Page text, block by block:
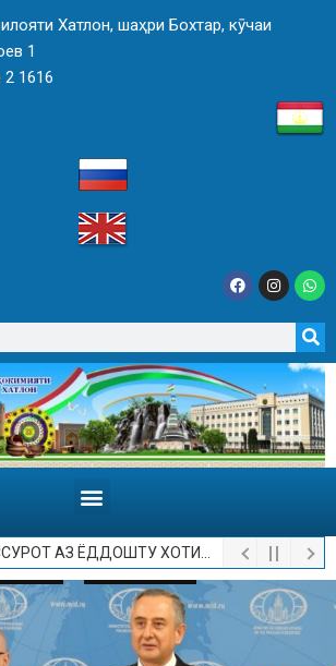
Хатлон, шаҳри Бохтар, кӯчаи
1
2 1616
БАРДОШТУ ТААССУРОТ АЗ ЁДДОШТУ ХОТИРОТ.
ВИЛОЯТ САРМОЯГУЗОРӢ